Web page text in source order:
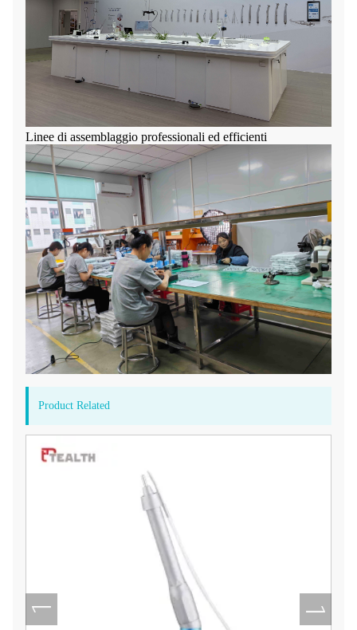
Linee di assemblaggio professionali ed efficienti
Product Related